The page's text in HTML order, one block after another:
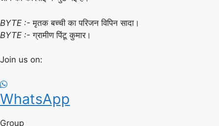
BYTE :- मृतक बच्ची का परिजन विपिन सादा।
BYTE :- ग्रामीण पिंटू कुमार।
Join us on:
WhatsApp
Group